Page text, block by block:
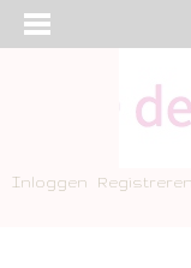
Inloggen Registreren